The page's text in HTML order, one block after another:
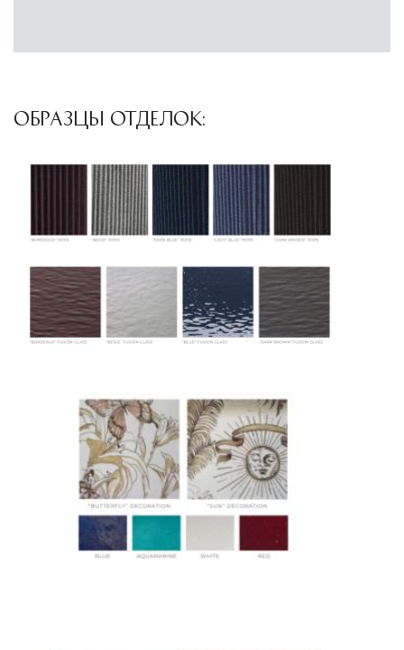
указанное место
очистка помещения от тары и упаковки
Гарантийная проверка
— осмотр товара на
предмет повреждений и дефектов при
доставке
Сроки доставки
Стандартная доставка по
Москве осуществляется в течение 3-5 рабочих
10 рабочих дней. Возможна срочная доставка
при наличии свободных логистических
ресурсов.
Управление логистикой и контроль
качества
Каждый заказ отслеживается в режиме
ОБРАЗЦЫ ОТДЕЛОК: